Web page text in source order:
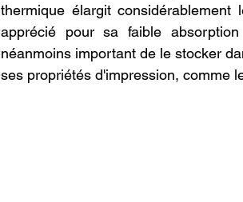
thermique élargit
apprécié pour sa faible
néanmoins important de le stocker
ses propriétés d'impression, comme